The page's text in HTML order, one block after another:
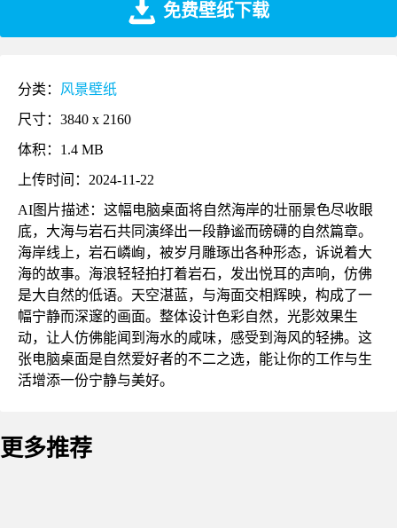
免费壁纸下载
分类： 风景壁纸
尺寸：3840 x 2160
体积：1.4 MB
上传时间：2024-11-22
AI图片描述：这幅电脑桌面将自然海岸的壮丽景色尽收眼
底，大海与岩石共同演绎出一段静谧而磅礴的自然篇章。
海岸线上，岩石嶙峋，被岁月雕琢出各种形态，诉说着大
海的故事。海浪轻轻拍打着岩石，发出悦耳的声响，仿佛
是大自然的低语。天空湛蓝，与海面交相辉映，构成了一
幅宁静而深邃的画面。整体设计色彩自然，光影效果生
动，让人仿佛能闻到海水的咸味，感受到海风的轻拂。这
张电脑桌面是自然爱好者的不二之选，能让你的工作与生
活增添一份宁静与美好。
更多推荐